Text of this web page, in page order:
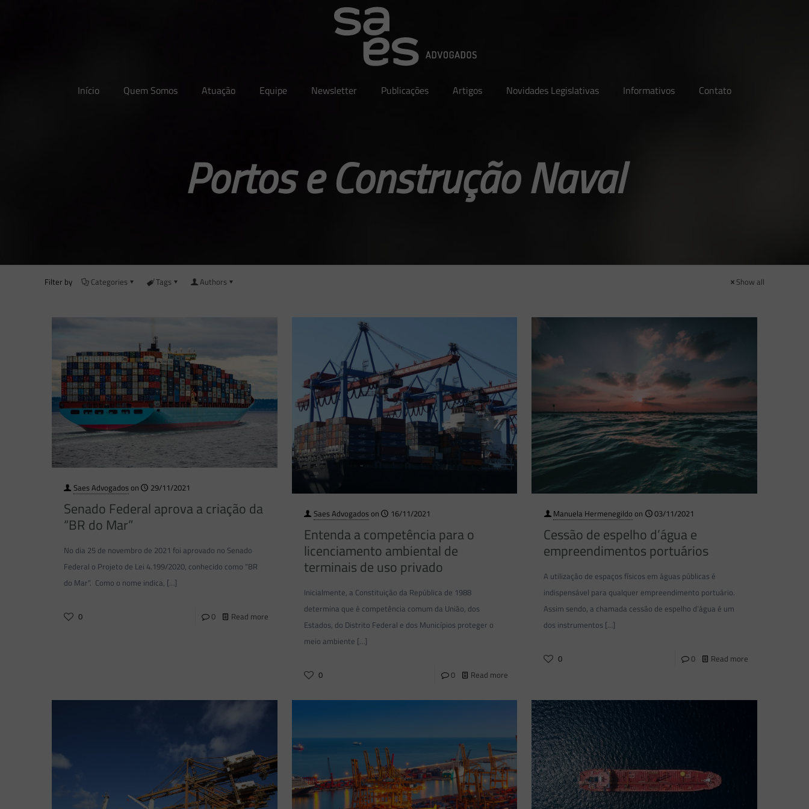
Início Quem Somos Atuação Equipe Newsletter Publicações Artigos Novidades Legislativas Informativos Contato
Portos e Construção Naval
Filter by Categories Tags Authors Show all
Saes Advogadoson 29/11/2021
Senado Federal aprova a criação da
“BR do Mar”
No dia 25 de novembro de 2021 foi aprovado no Senado
Federal o Projeto de Lei 4.199/2020, conhecido como “BR
do Mar”. Como o nome indica, […]
0 0 Read more
Saes Advogadoson 16/11/2021
Entenda a competência para o
licenciamento ambiental de
terminais de uso privado
Inicialmente, a Constituição da República de 1988
determina que é competência comum da União, dos
Estados, do Distrito Federal e dos Municípios proteger o
meio ambiente […]
0 0 Read more
Manuela Hermenegildo on 03/11/2021
Cessão de espelho d’água e
empreendimentos portuários
A utilização de espaços físicos em águas públicas é
indispensável para qualquer empreendimento portuário.
Assim sendo, a chamada cessão de espelho d’água é um
dos instrumentos […]
0 0 Read more